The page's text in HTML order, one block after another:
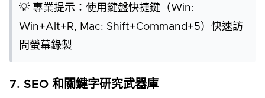
💡 專業提示：使用鍵盤快捷鍵（Win:
Win+Alt+R, Mac: Shift+Command+5）快速訪
問螢幕錄製
7. SEO 和關鍵字研究武器庫